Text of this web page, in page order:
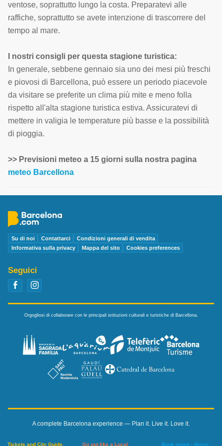
ventose, soprattutto lungo la costa. Preparatevi alle
raffiche, soprattutto se avete intenzione di trascorrere del
tempo al mare.
I nostri consigli per questa stagione turistica:
In generale, sebbene gennaio sia uno dei mesi più freschi
e piovosi di Barcellona, può essere un periodo piacevole
da visitare se preferite un clima più mite e meno folla
rispetto all'alta stagione turistica estiva. Assicuratevi di
mettere in valigia le temperature più basse e la possibilità
di pioggia.
>> Previsioni meteo a 15 giorni sulla nostra pagina
meteo Barcellona
Su di noi Contattarci
Condizioni generali di vendita
Informativa sulla privacy
Mappa del sito Cookies preferences
Seguici
Orgogliosi di collaborare con le principali istituzioni culturali e turistiche di Barcellona.
A complete Barcelona experience — Plan it. Live it. Love it.
Tickets and City Guide. Go out like a Local Book smart - direct -